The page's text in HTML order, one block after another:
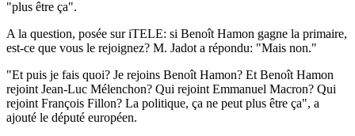
"plus être ça".
A la question, posée sur iTELE: si Benoît Hamon gagne la primaire,
est-ce que vous le rejoignez? M. Jadot a répondu: "Mais non."
"Et puis je fais quoi? Je rejoins Benoît Hamon? Et Benoît Hamon
rejoint Jean-Luc Mélenchon? Qui rejoint Emmanuel Macron? Qui
rejoint François Fillon? La politique, ça ne peut plus être ça", a
ajouté le député européen.